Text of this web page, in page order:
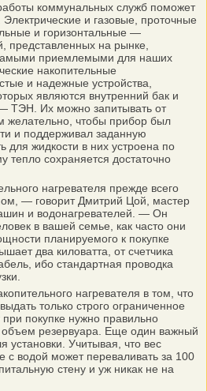
коммунальных служб поможет
и газовые, проточные
и горизонтальные —
представленных на рынке,
приемлемыми для наших
накопительные
и надежные устройства,
являются внутренний бак и
ТЭН. Их можно запитывать от
желательно, чтобы прибор был
и поддерживал заданную
для жидкости в них устроена по
тепло сохраняется достаточно
нагревателя прежде всего
— говорит Дмитрий Цой, мастер
и водонагревателей. — Он
в вашей семье, как часто они
планируемого к покупке
два киловатта, от счетчика
ибо стандартная проводка
нагревателя в том, что
только строго ограниченное
покупке нужно правильно
резервуара. Еще один важный
Учитывая, что вес
с водой может переваливать за 100
стену и уж никак не на